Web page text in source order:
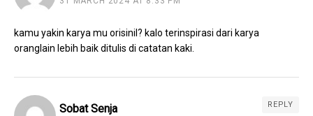
kamu yakin karya mu orisinil? kalo terinspirasi dari karya
oranglain lebih baik ditulis di catatan kaki.
Sobat Senja REPLY